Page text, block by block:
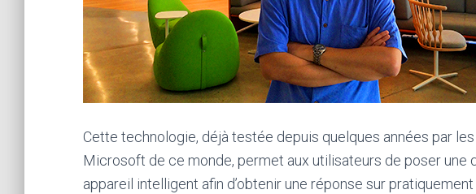
Cette technologie, déjà testée depuis quelques années par
Microsoft de ce monde, permet aux utilisateurs de poser une
appareil intelligent afin d’obtenir une réponse sur